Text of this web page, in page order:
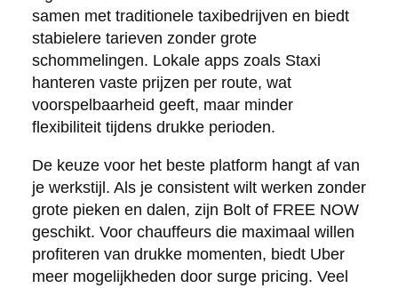
samen met traditionele taxibedrijven en biedt
stabielere tarieven zonder grote
schommelingen. Lokale apps zoals Staxi
hanteren vaste prijzen per route, wat
voorspelbaarheid geeft, maar minder
flexibiliteit tijdens drukke perioden.
De keuze voor het beste platform hangt af van
je werkstijl. Als je consistent wilt werken zonder
grote pieken en dalen, zijn Bolt of FREE NOW
geschikt. Voor chauffeurs die maximaal willen
profiteren van drukke momenten, biedt Uber
meer mogelijkheden door surge pricing. Veel